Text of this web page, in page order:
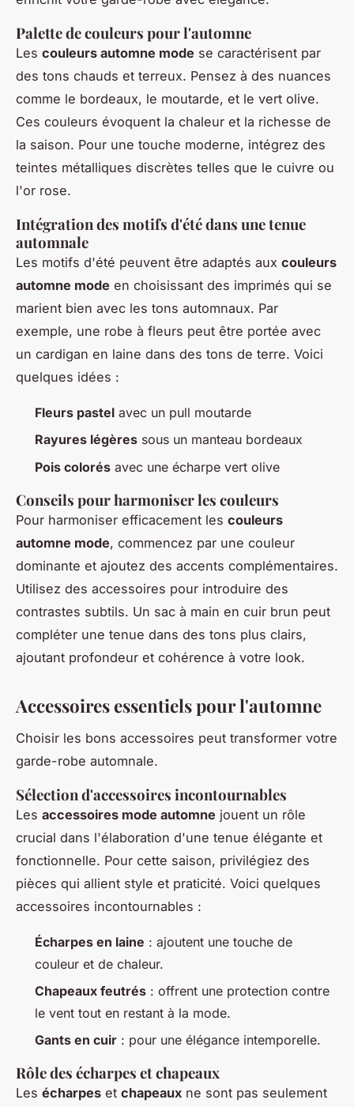
Palette de couleurs pour l'automne
Les couleurs automne mode se caractérisent par
des tons chauds et terreux. Pensez à des nuances
comme le bordeaux, le moutarde, et le vert olive.
Ces couleurs évoquent la chaleur et la richesse de
la saison. Pour une touche moderne, intégrez des
teintes métalliques discrètes telles que le cuivre ou
l'or rose.
Intégration des motifs d'été dans une tenue
automnale
Les motifs d'été peuvent être adaptés aux couleurs
automne mode en choisissant des imprimés qui se
marient bien avec les tons automnaux. Par
exemple, une robe à fleurs peut être portée avec
un cardigan en laine dans des tons de terre. Voici
quelques idées :
Fleurs pastel avec un pull moutarde
Rayures légères sous un manteau bordeaux
Pois colorés avec une écharpe vert olive
Conseils pour harmoniser les couleurs
Pour harmoniser efficacement les couleurs
automne mode, commencez par une couleur
dominante et ajoutez des accents complémentaires.
Utilisez des accessoires pour introduire des
contrastes subtils. Un sac à main en cuir brun peut
compléter une tenue dans des tons plus clairs,
ajoutant profondeur et cohérence à votre look.
Accessoires essentiels pour l'automne
Choisir les bons accessoires peut transformer votre
garde-robe automnale.
Sélection d'accessoires incontournables
Les accessoires mode automne jouent un rôle
crucial dans l'élaboration d'une tenue élégante et
fonctionnelle. Pour cette saison, privilégiez des
pièces qui allient style et praticité. Voici quelques
accessoires incontournables :
Écharpes en laine : ajoutent une touche de
couleur et de chaleur.
Chapeaux feutrés : offrent une protection contre
le vent tout en restant à la mode.
Gants en cuir : pour une élégance intemporelle.
Rôle des écharpes et chapeaux
Les écharpes et chapeaux ne sont pas seulement